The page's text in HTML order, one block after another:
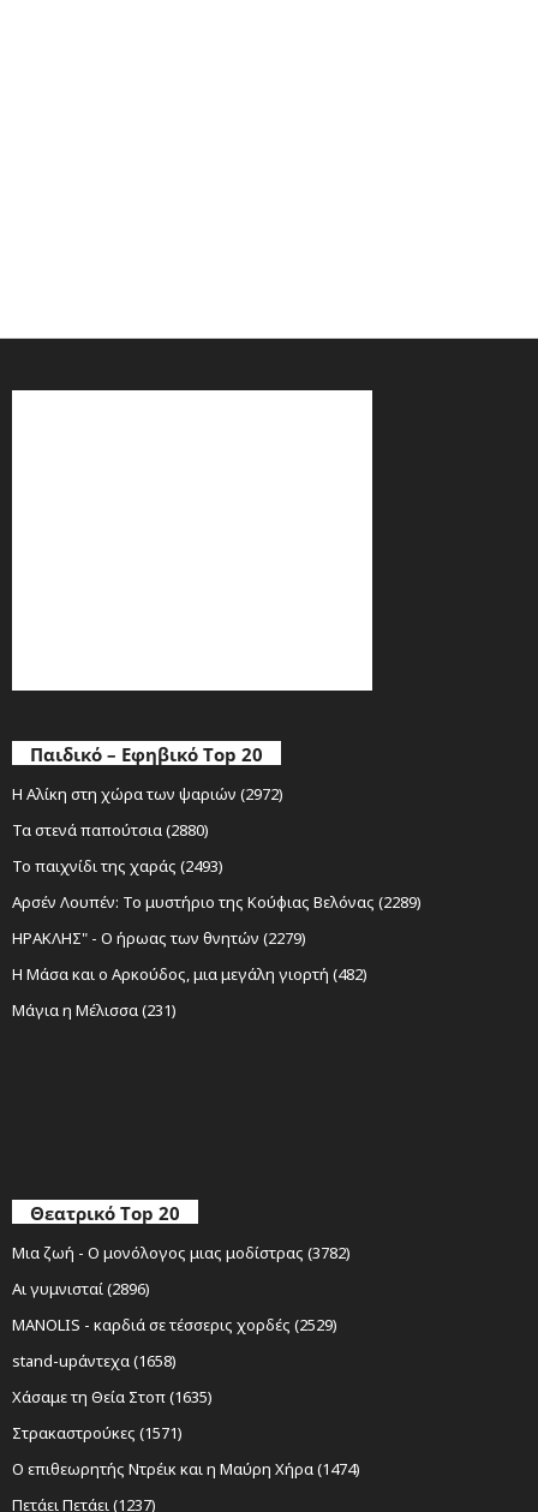
Παιδικό – Εφηβικό Top 20
Η Αλίκη στη χώρα των ψαριών (2972)
Τα στενά παπούτσια (2880)
Το παιχνίδι της χαράς (2493)
Αρσέν Λουπέν: Το μυστήριο της Κούφιας Βελόνας (2289)
ΗΡΑΚΛΗΣ" - Ο ήρωας των θνητών (2279)
Η Μάσα και ο Αρκούδος, μια μεγάλη γιορτή (482)
Μάγια η Μέλισσα (231)
Θεατρικό Top 20
Μια ζωή - Ο μονόλογος μιας μοδίστρας (3782)
Αι γυμνισταί (2896)
MANOLIS - καρδιά σε τέσσερις χορδές (2529)
stand-upάντεχα (1658)
Χάσαμε τη Θεία Στοπ (1635)
Στρακαστρούκες (1571)
Ο επιθεωρητής Ντρέικ και η Μαύρη Χήρα (1474)
Πετάει Πετάει (1237)